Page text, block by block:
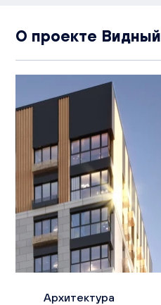
О проекте Видный
Архитектура